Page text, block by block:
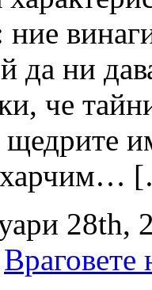
ние
да ни
че
щедрите
харчим…
28th,
Враговете